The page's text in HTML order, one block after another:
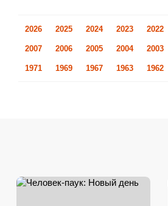
2026 2025 2024 2023 2022
2007 2006 2005 2004 2003
1971 1969 1967 1963 1962